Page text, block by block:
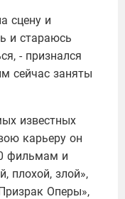
сцену и
и стараюсь
- признался
сейчас заняты
известных
карьеру он
фильмам и
плохой, злой»,
Оперы»,